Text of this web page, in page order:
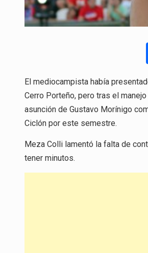
El mediocampista había
Cerro Porteño, pero tras el
asunción de Gustavo Morínigo
Ciclón por este semestre.
Meza Colli lamentó la falta de
tener minutos.